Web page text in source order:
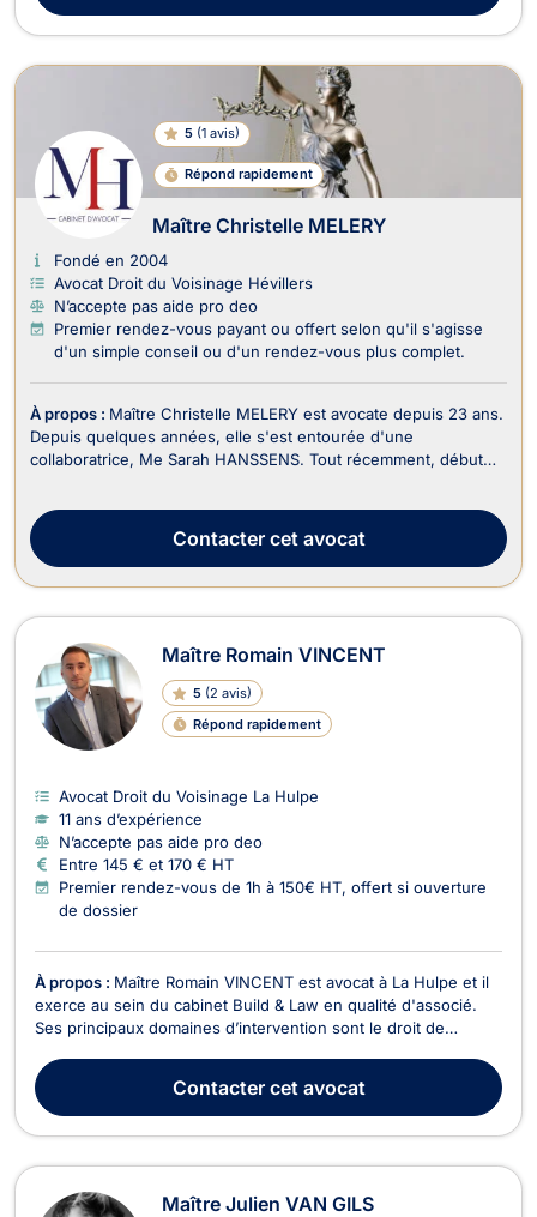
5 (1 avis)
Répond rapidement
Maître Christelle MELERY
Fondé en 2004
Avocat Droit du Voisinage Hévillers
N’accepte pas aide pro deo
Premier rendez-vous payant ou offert selon qu'il s'agisse
d'un simple conseil ou d'un rendez-vous plus complet.
À propos : Maître Christelle MELERY est avocate depuis 23 ans.
Depuis quelques années, elle s'est entourée d'une
collaboratrice, Me Sarah HANSSENS. Tout récemment, début
principalement en droit de la famille, en droit de l’immobi...
Contactercet avocat
Maître Romain VINCENT
5 (2 avis)
Répond rapidement
Avocat Droit du Voisinage La Hulpe
11 ans d’expérience
N’accepte pas aide pro deo
Entre 145 € et 170 € HT
Premier rendez-vous de 1h à 150€ HT, offert si ouverture
de dossier
À propos : Maître Romain VINCENT est avocat à La Hulpe et il
exerce au sein du cabinet Build & Law en qualité d'associé.
Ses principaux domaines d’intervention sont le droit de
droit des biens, contrats immobiliers…) et le droit de la fiscalité
immobilière. Il inter...Contactercet avocat
Maître Julien VAN GILS